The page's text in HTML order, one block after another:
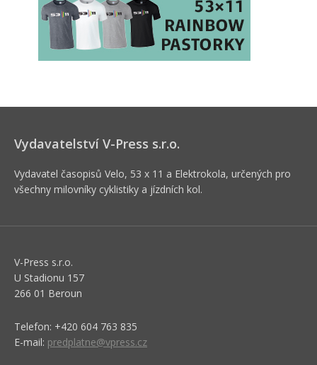
Vydavatelství V-Press s.r.o.
Vydavatel časopisů Velo, 53 x 11 a Elektrokola, určených pro
všechny milovníky cyklistiky a jízdních kol.
V-Press s.r.o.
U Stadionu 157
266 01 Beroun
Telefon: +420 604 763 835
E-mail: predplatne@vpress.cz